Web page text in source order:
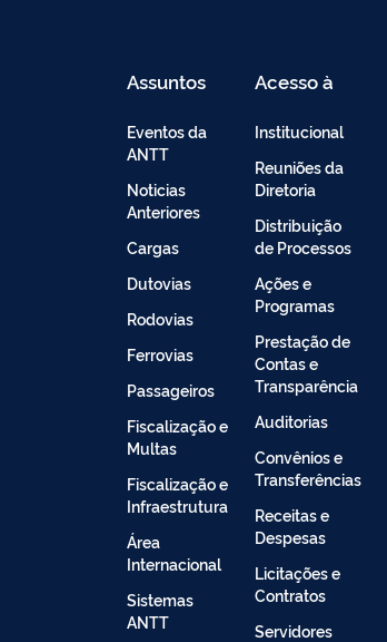
Assuntos
Eventos da
ANTT
Noticias
Anteriores
Cargas
Dutovias
Rodovias
Ferrovias
Passageiros
Fiscalização e
Multas
Fiscalização e
Infraestrutura
Área
Internacional
Sistemas
ANTT
Acesso à
Institucional
Reuniões da
Diretoria
Distribuição
de Processos
Ações e
Programas
Prestação de
Contas e
Transparência
Auditorias
Convênios e
Transferências
Receitas e
Despesas
Licitações e
Contratos
Servidores